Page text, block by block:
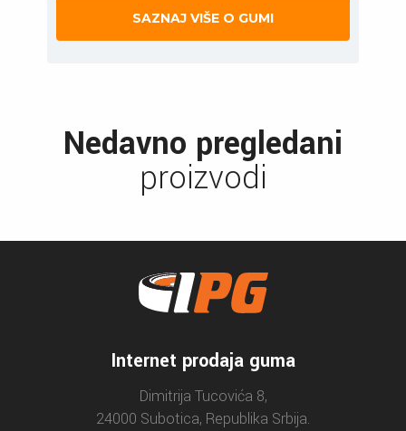
SAZNAJ VIŠE O GUMI
Nedavno pregledani
proizvodi
Internet prodaja guma
Dimitrija Tucovića 8,
24000 Subotica, Republika Srbija.